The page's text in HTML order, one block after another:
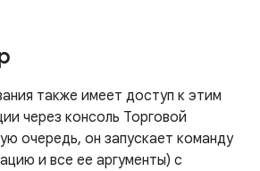
также имеет доступ к этим
через консоль Торговой
очередь, он запускает команду
и все ее аргументы) с